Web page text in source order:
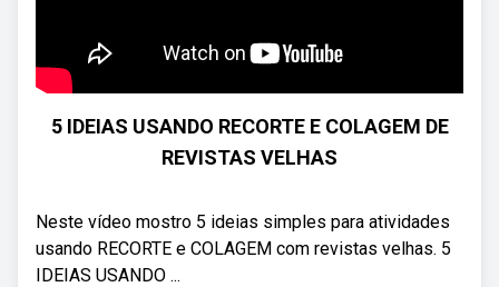
5 IDEIAS USANDO RECORTE E COLAGEM DE
REVISTAS VELHAS
Neste vídeo mostro 5 ideias simples para atividades
usando RECORTE e COLAGEM com revistas velhas. 5
IDEIAS USANDO ...